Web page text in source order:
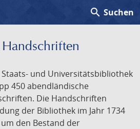
search Suchen
und Universitätsbibliothek
450 abendländische
Die Handschriften
der Bibliothek im Jahr 1734
den Bestand der